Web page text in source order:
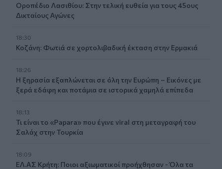
Οροπέδιο Λασιθίου: Στην τελική ευθεία για τους 45ους
Δικταίους Αγώνες
18:30
Κοζάνη: Φωτιά σε χορτολιβαδική έκταση στην Ερμακιά
18:26
Η ξηρασία εξαπλώνεται σε όλη την Ευρώπη – Εικόνες με
ξερά εδάφη και ποτάμια σε ιστορικά χαμηλά επίπεδα
18:13
Τι είναι το «Papara» που έγινε viral στη μεταγραφή του
Σαλάχ στην Τουρκία
18:09
ΕΛ.ΑΣ Κρήτη: Ποιοι αξιωματικοί προήχθησαν - Όλα τα